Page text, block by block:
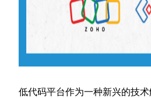
低代码平台作为一种新兴的技